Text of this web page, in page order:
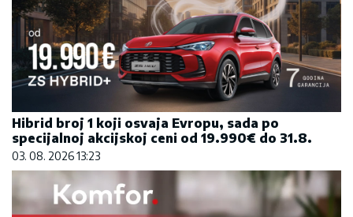
Hibrid broj 1 koji osvaja Evropu, sada po
specijalnoj akcijskoj ceni od 19.990€ do 31.8.
03. 08. 2026 13:23